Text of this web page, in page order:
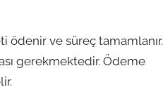
ödenir ve süreç tamamlanır.
gerekmektedir. Ödeme